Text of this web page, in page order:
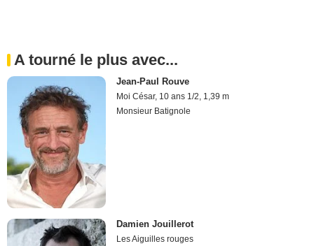
A tourné le plus avec...
Jean-Paul Rouve
Moi César, 10 ans 1/2, 1,39 m
Monsieur Batignole
Damien Jouillerot
Les Aiguilles rouges